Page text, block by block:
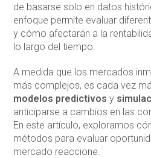
de basarse solo en datos
enfoque permite evaluar
y cómo afectarán a la
lo largo del tiempo.
A medida que los mercados
más complejos, es cada vez
modelos predictivos y
anticiparse a cambios en las
En este artículo, exploramos
métodos para evaluar
mercado reaccione.